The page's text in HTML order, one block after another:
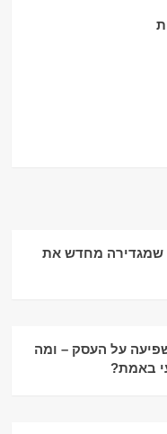
שמגדירה מחדש את
על העסק – ומה
באמת?